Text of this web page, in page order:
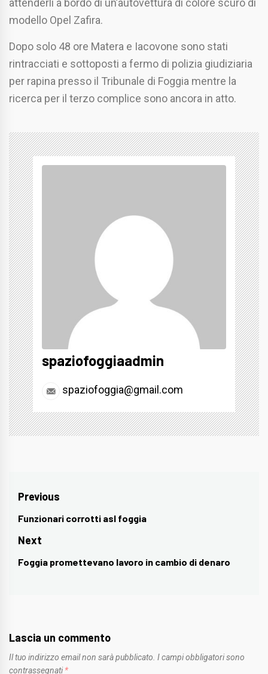
attenderli a bordo di un’autovettura di colore scuro di
modello Opel Zafira.
Dopo solo 48 ore Matera e Iacovone sono stati
rintracciati e sottoposti a fermo di polizia giudiziaria
per rapina presso il Tribunale di Foggia mentre la
ricerca per il terzo complice sono ancora in atto.
spaziofoggiaadmin
spaziofoggia@gmail.com
Navigazione
articoli
Previous
Previous
post:
Funzionari corrotti asl foggia
Next
Next
Foggia promettevano lavoro in cambio di denaro
Lascia un commento
Il tuo indirizzo email non sarà pubblicato. I campi obbligatori sono
contrassegnati *